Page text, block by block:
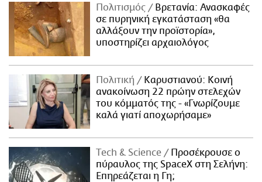
Πολιτισμός
Βρετανία: Ανασκαφές
σε πυρηνική εγκατάσταση «θα
αλλάξουν την προϊστορία»,
υποστηρίζει αρχαιολόγος
Πολιτική
Καρυστιανού: Κοινή
ανακοίνωση 22 πρώην στελεχών
του κόμματός της - «Γνωρίζουμε
καλά γιατί αποχωρήσαμε»
Τech & Science
Προσέκρουσε ο
πύραυλος της SpaceX στη Σελήνη:
Επηρεάζεται η Γη;